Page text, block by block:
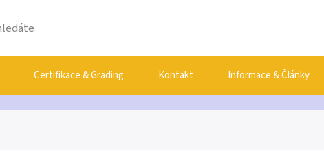
Certifikace & Grading Kontakt Informace & Články